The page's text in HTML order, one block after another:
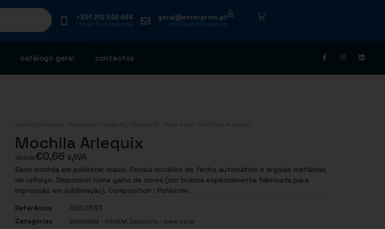
+351 212 592 464
rede fixa nacional
geral@enterprom.pt
informações gerais
catálogo geral contactos
início produtos bagagem - viagem desporto - bem estar / mochila arlequix
Mochila Arlequix
desde€0,66 s/IVA
Saco mochila em poliéster macio. Possui cordões de fecho automático e argolas metálicas
de reforço. Disponível numa gama de cores (cor branca especialmente fabricada para
impressão em sublimação). Composition : Poliéster.
Referência
450.21133
Categorias
BAGAGEM - VIAGEM, Desporto - bem estar